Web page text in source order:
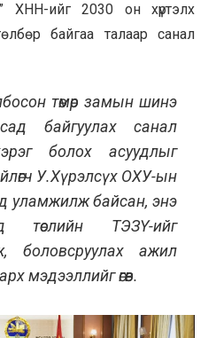
ХНН-ийг 2030 он хүртэлх
байгаа талаар санал
төмөр замын шинэ
байгуулах санал
болох асуудлыг
У.Хүрэлсүх ОХУ-ын
уламжилж байсан, энэ
төслийн ТЭЗҮ-ийг
боловсруулах ажил
мэдээллийг өгөв.